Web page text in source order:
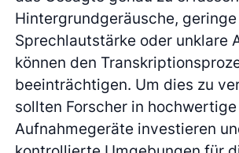
Hintergrundgeräusche, geringe
Sprechlautstärke oder unklare
können den
beeinträchtigen. Um dies zu
sollten Forscher in hochwertige
Aufnahmegeräte investieren